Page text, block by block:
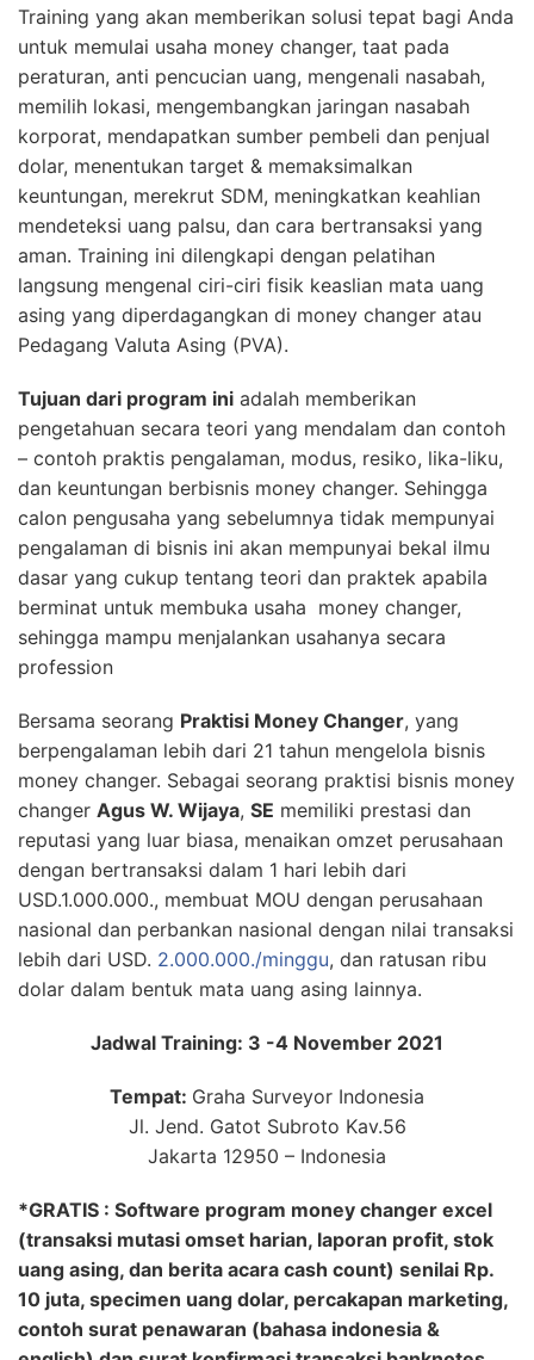
Training yang akan memberikan solusi tepat bagi Anda
untuk memulai usaha money changer, taat pada
peraturan, anti pencucian uang, mengenali nasabah,
memilih lokasi, mengembangkan jaringan nasabah
korporat, mendapatkan sumber pembeli dan penjual
dolar, menentukan target & memaksimalkan
keuntungan, merekrut SDM, meningkatkan keahlian
mendeteksi uang palsu, dan cara bertransaksi yang
aman. Training ini dilengkapi dengan pelatihan
langsung mengenal ciri-ciri fisik keaslian mata uang
asing yang diperdagangkan di money changer atau
Pedagang Valuta Asing (PVA).
Tujuan dari program ini adalah memberikan
pengetahuan secara teori yang mendalam dan contoh
– contoh praktis pengalaman, modus, resiko, lika-liku,
dan keuntungan berbisnis money changer. Sehingga
calon pengusaha yang sebelumnya tidak mempunyai
pengalaman di bisnis ini akan mempunyai bekal ilmu
dasar yang cukup tentang teori dan praktek apabila
berminat untuk membuka usaha money changer,
sehingga mampu menjalankan usahanya secara
profession
Bersama seorang Praktisi Money Changer, yang
berpengalaman lebih dari 21 tahun mengelola bisnis
money changer. Sebagai seorang praktisi bisnis money
changer Agus W. Wijaya, SE memiliki prestasi dan
reputasi yang luar biasa, menaikan omzet perusahaan
dengan bertransaksi dalam 1 hari lebih dari
USD.1.000.000., membuat MOU dengan perusahaan
nasional dan perbankan nasional dengan nilai transaksi
lebih dari USD. 2.000.000./minggu, dan ratusan ribu
dolar dalam bentuk mata uang asing lainnya.
Jadwal Training: 3 -4 November 2021
Tempat: Graha Surveyor Indonesia
Jl. Jend. Gatot Subroto Kav.56
Jakarta 12950 – Indonesia
*GRATIS : Software program money changer excel
(transaksi mutasi omset harian, laporan profit, stok
uang asing, dan berita acara cash count) senilai Rp.
10 juta, specimen uang dolar, percakapan marketing,
contoh surat penawaran (bahasa indonesia &